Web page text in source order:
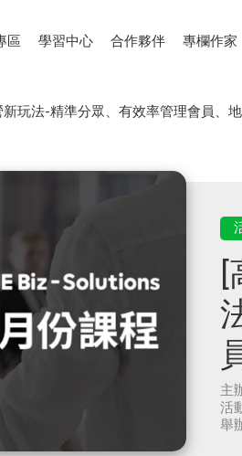
區 學習中心 合作夥伴 專欄作家
玩法-精準分眾、有效率管理會員、
[
主
活
舉